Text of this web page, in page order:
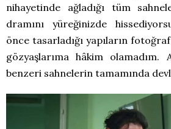
nihayetinde ağladığı tüm
dramını yüreğinizde
önce tasarladığı yapıların
gözyaşlarıma hâkim
benzeri sahnelerin tamamında